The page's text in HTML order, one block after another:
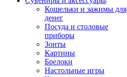
Кошельки и зажимы для
денег
Посуда и столовые
приборы
Зонты
Картины
Брелоки
Настольные игры